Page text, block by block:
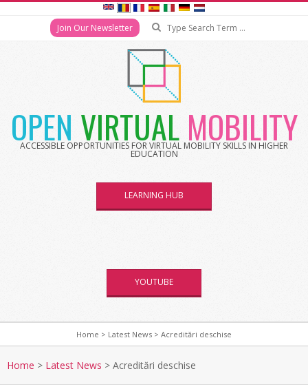
Join Our Newsletter
OPEN VIRTUAL MOBILITY
ACCESSIBLE OPPORTUNITIES FOR VIRTUAL MOBILITY SKILLS IN HIGHER
EDUCATION
LEARNING HUB
YOUTUBE
c
Home > Latest News > Acreditări deschise
Home > Latest News > Acreditări deschise